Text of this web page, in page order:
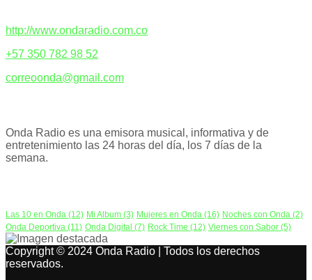
http://www.ondaradio.com.co
+57 350 782 98 52
correoonda@gmail.com
Onda Radio es una emisora musical, informativa y de
entretenimiento las 24 horas del día, los 7 días de la
semana.
Las 10 en Onda (12) Mi Album (3) Mujeres en Onda (16) Noches con Onda (2)
Onda Deportiva (11) Onda Digital (7) Rock Time (12) Viernes con Sabor (5)
Copyright © 2024 Onda Radio | Todos los derechos
reservados.